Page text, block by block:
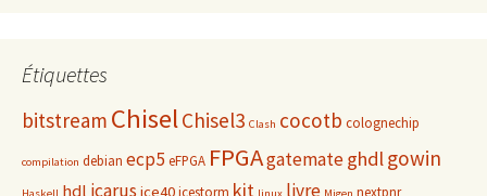
Étiquettes
bitstream ChiselChisel3 Clash cocotb colognechip
compilation debian ecp5eFPGA FPGAgatemateghdlgowin
hdl icarusice40icestorm kit livre nextpnr